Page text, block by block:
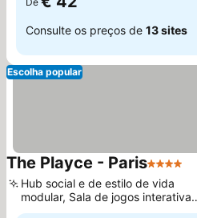
Consulte os preços de 13 sites
Escolha popular
The Playce - Paris4
Hub social e de estilo de vida
modular, Sala de jogos interativa
no lobby